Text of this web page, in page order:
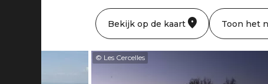
Bekijk op de kaart Toon het
© Les Cercelles